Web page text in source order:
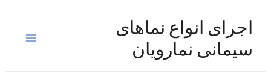
اجرای انواع نماهای
سیمانی نمارویان
Main